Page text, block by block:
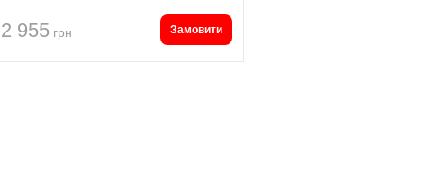
2 955 грн Замовити